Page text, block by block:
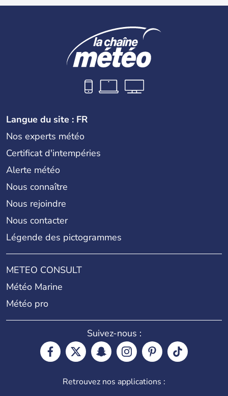
Langue du site : FR
Nos experts météo
Certificat d'intempéries
Alerte météo
Nous connaître
Nous rejoindre
Nous contacter
Légende des pictogrammes
METEO CONSULT
Météo Marine
Météo pro
Suivez-nous :
Retrouvez nos applications :